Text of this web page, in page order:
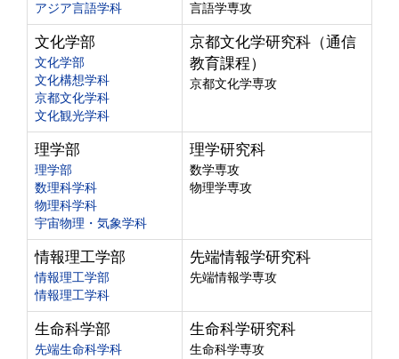
アジア言語学科
言語学専攻
文化学部
文化学部
文化構想学科
京都文化学科
文化観光学科
京都文化学研究科（通信
教育課程）
京都文化学専攻
理学部
理学部
数理科学科
物理科学科
宇宙物理・気象学科
理学研究科
数学専攻
物理学専攻
情報理工学部
情報理工学部
情報理工学科
先端情報学研究科
先端情報学専攻
生命科学部
先端生命科学科
生命科学研究科
生命科学専攻